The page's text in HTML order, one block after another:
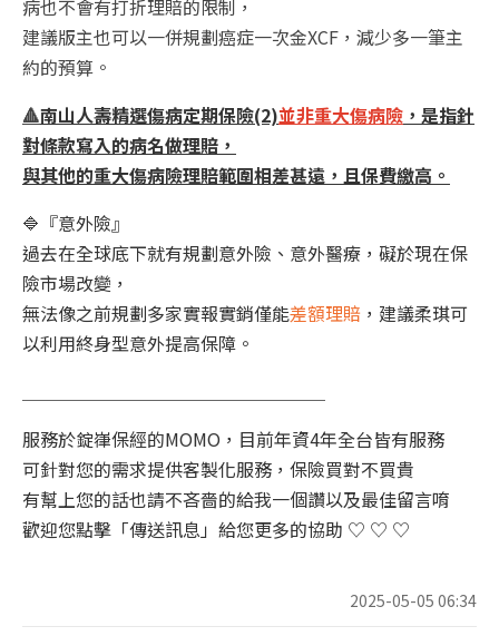
病也不會有打折理賠的限制，
建議版主也可以一併規劃癌症一次金XCF，減少多一筆主
約的預算。
🔺南山人壽精選傷病定期保險(2)並非重大傷病險 ，是指針
對條款寫入的病名做理賠，
與其他的重大傷病險理賠範圍相差甚遠，且保費繳高。
🔷『意外險』
過去在全球底下就有規劃意外險、意外醫療，礙於現在保
險市場改變，
無法像之前規劃多家實報實銷僅能差額理賠 ，建議柔琪可
以利用終身型意外提高保障。
服務於錠嵂保經的MOMO，目前年資4年全台皆有服務
可針對您的需求提供客製化服務，保險買對不買貴
有幫上您的話也請不吝嗇的給我一個讚以及最佳留言唷
歡迎您點擊「傳送訊息」給您更多的協助 ♡ ♡ ♡
2025-05-05 06:34